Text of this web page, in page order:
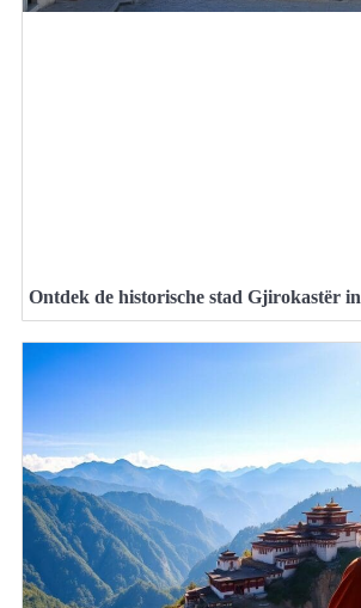
Ontdek de historische stad Gjirokastër